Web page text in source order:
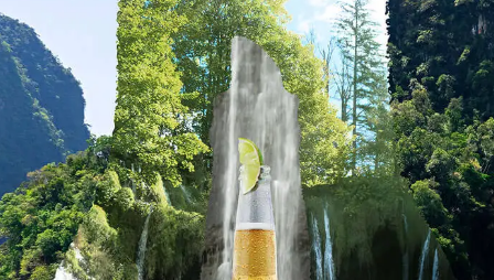
En pleno paseo marítimo de la carihuela, horno
beach club es un clásico moderno de la costa del
sol. con más de 20 años de historia, este beach
club ofrece una fusión de cocina mediterránea e
internacional, incluyendo opciones veganas, en un
entorno boho chic con camas balinesas y hamacas
frente al mar. ideal para disfrutar de una cerveza
fría mientras el sol se despide sobre el
mediterráneo.
CÓMO LLEGAR